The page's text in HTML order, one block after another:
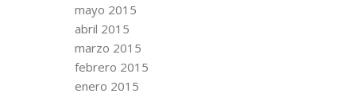
mayo 2015
abril 2015
marzo 2015
febrero 2015
enero 2015